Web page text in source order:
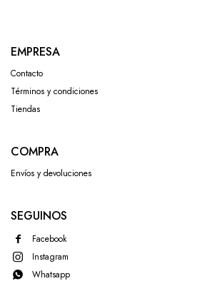
EMPRESA
Contacto
Términos y condiciones
Tiendas
COMPRA
Envíos y devoluciones
SEGUINOS
Facebook
Instagram
Whatsapp